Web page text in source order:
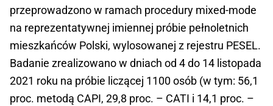
przeprowadzono w ramach procedury mixed-mode
na reprezentatywnej imiennej próbie pełnoletnich
mieszkańców Polski, wylosowanej z rejestru PESEL.
Badanie zrealizowano w dniach od 4 do 14 listopada
2021 roku na próbie liczącej 1100 osób (w tym: 56,1
proc. metodą CAPI, 29,8 proc. – CATI i 14,1 proc. –